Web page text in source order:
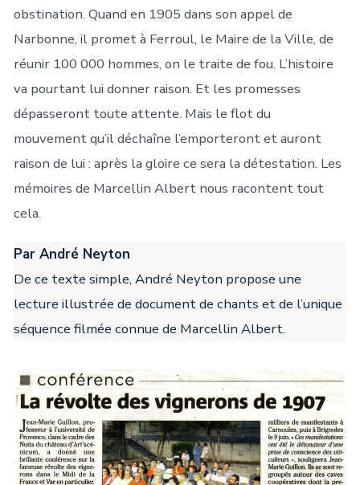
obstination. Quand en 1905 dans son appel de
Narbonne, il promet à Ferroul, le Maire de la Ville, de
réunir 100 000 hommes, on le traite de fou. L’histoire
va pourtant lui donner raison. Et les promesses
dépasseront toute attente. Mais le flot du
mouvement qu’il déchaîne l’emporteront et auront
raison de lui : après la gloire ce sera la détestation. Les
mémoires de Marcellin Albert nous racontent tout
cela.
Par André Neyton
De ce texte simple, André Neyton propose une
lecture illustrée de document de chants et de l’unique
séquence filmée connue de Marcellin Albert.